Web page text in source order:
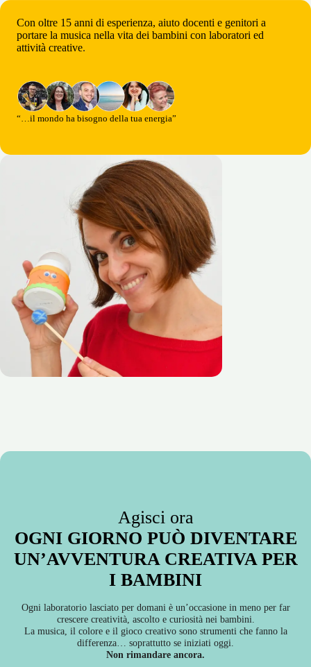
Con oltre 15 anni di esperienza, aiuto docenti e genitori a
portare la musica nella vita dei bambini con laboratori ed
attività creative.
“…il mondo ha bisogno della tua energia”
Agisci ora
OGNI GIORNO PUÒ DIVENTARE
UN’AVVENTURA CREATIVA PER
I BAMBINI
Ogni laboratorio lasciato per domani è un’occasione in meno per far
crescere creatività, ascolto e curiosità nei bambini.
La musica, il colore e il gioco creativo sono strumenti che fanno la
differenza… soprattutto se iniziati oggi.
Non rimandare ancora.